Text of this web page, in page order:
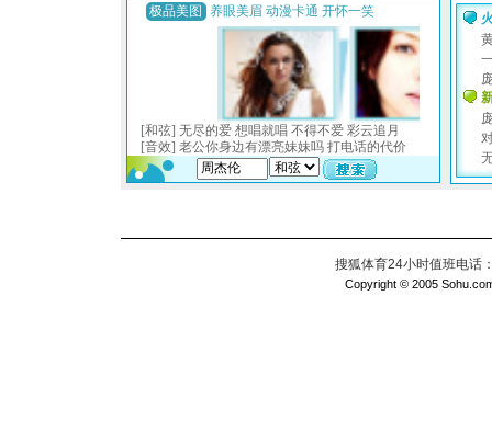
搜狐体育24小时值班电话
Copyright © 2005